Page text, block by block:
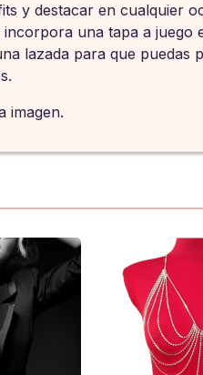
y destacar en cualquier
una tapa a
lazada para que
imagen.